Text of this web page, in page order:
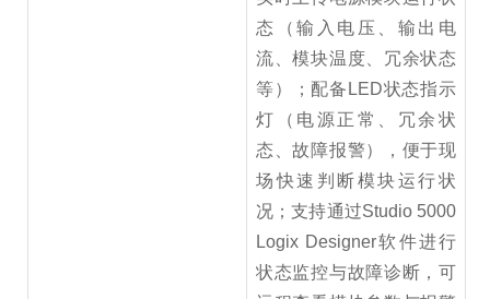
态（输入电压、输出电
流、模块温度、冗余状态
等）；配备LED状态指示
灯（电源正常、冗余状
态、故障报警），便于现
场快速判断模块运行状
况；支持通过Studio 5000
Logix Designer软件进行
状态监控与故障诊断，可